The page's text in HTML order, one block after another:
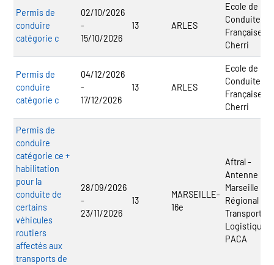
Permis de
conduire
catégorie c
02/10/2026
-
15/10/2026
13 ARLES
Ecole de
Conduite
Française
Cherri
Permis de
conduire
catégorie c
04/12/2026
-
17/12/2026
13 ARLES
Ecole de
Conduite
Française
Cherri
Permis de
conduire
catégorie ce +
habilitation
pour la
conduite de
certains
véhicules
routiers
affectés aux
transports de
28/09/2026
-
23/11/2026
13
MARSEILLE-
16e
Aftral -
Antenne
Marseille -
Régional
Transport
Logistique
PACA